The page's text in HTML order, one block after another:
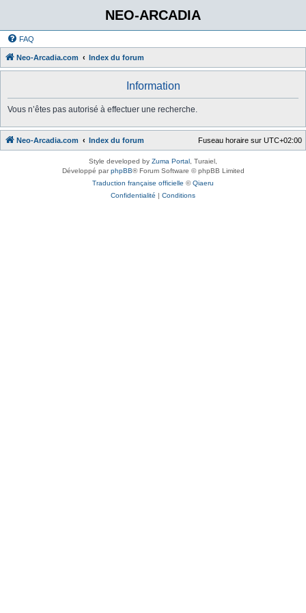
NEO-ARCADIA
FAQ
Neo-Arcadia.com Index du forum
Information
Vous n’êtes pas autorisé à effectuer une recherche.
Neo-Arcadia.com Index du forum Fuseau horaire sur UTC+02:00
Style developed by Zuma Portal , Turaiel,
Développé parphpBB® Forum Software © phpBB Limited
Traduction française officielle ©Qiaeru
Confidentialité | Conditions